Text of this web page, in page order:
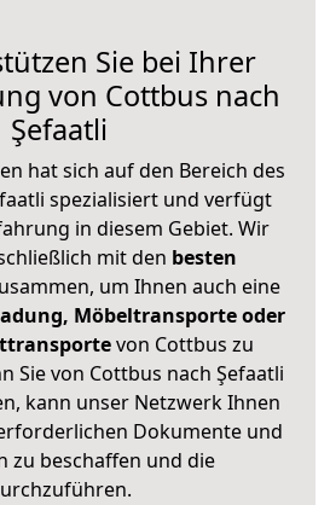
Sie bei Ihrer
von Cottbus nach
Şefaatli
hat sich auf den Bereich des
spezialisiert und verfügt
in diesem Gebiet. Wir
mit den besten
um Ihnen auch eine
Möbeltransporte oder
von Cottbus zu
Sie von Cottbus nach Şefaatli
kann unser Netzwerk Ihnen
Dokumente und
zu beschaffen und die